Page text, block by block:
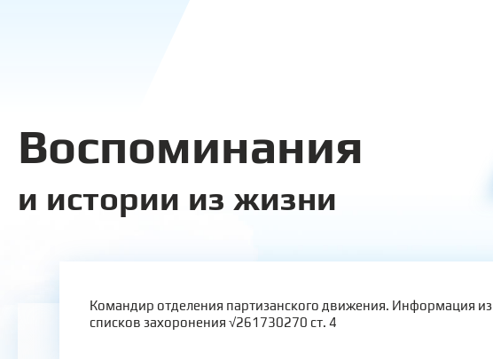
Воспоминания
и истории из жизни
Командир отделения партизанского движения. Информация из
списков захоронения √261730270 ст. 4